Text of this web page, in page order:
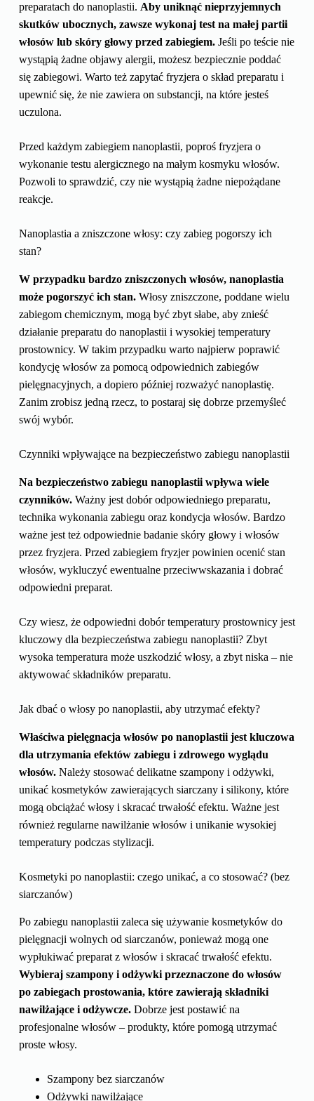
preparatach do nanoplastii. Aby uniknąć nieprzyjemnych
skutków ubocznych, zawsze wykonaj test na małej partii
włosów lub skóry głowy przed zabiegiem.Jeśli po teście nie
wystąpią żadne objawy alergii, możesz bezpiecznie poddać
się zabiegowi. Warto też zapytać fryzjera o skład preparatu i
upewnić się, że nie zawiera on substancji, na które jesteś
uczulona.
Przed każdym zabiegiem nanoplastii, poproś fryzjera o
wykonanie testu alergicznego na małym kosmyku włosów.
Pozwoli to sprawdzić, czy nie wystąpią żadne niepożądane
reakcje.
Nanoplastia a zniszczone włosy: czy zabieg pogorszy ich
stan?
W przypadku bardzo zniszczonych włosów, nanoplastia
może pogorszyć ich stan.Włosy zniszczone, poddane wielu
zabiegom chemicznym, mogą być zbyt słabe, aby znieść
działanie preparatu do nanoplastii i wysokiej temperatury
prostownicy. W takim przypadku warto najpierw poprawić
kondycję włosów za pomocą odpowiednich zabiegów
pielęgnacyjnych, a dopiero później rozważyć nanoplastię.
Zanim zrobisz jedną rzecz, to postaraj się dobrze przemyśleć
swój wybór.
Czynniki wpływające na bezpieczeństwo zabiegu nanoplastii
Na bezpieczeństwo zabiegu nanoplastii wpływa wiele
czynników.Ważny jest dobór odpowiedniego preparatu,
technika wykonania zabiegu oraz kondycja włosów. Bardzo
ważne jest też odpowiednie badanie skóry głowy i włosów
przez fryzjera. Przed zabiegiem fryzjer powinien ocenić stan
włosów, wykluczyć ewentualne przeciwwskazania i dobrać
odpowiedni preparat.
Czy wiesz, że odpowiedni dobór temperatury prostownicy jest
kluczowy dla bezpieczeństwa zabiegu nanoplastii? Zbyt
wysoka temperatura może uszkodzić włosy, a zbyt niska – nie
aktywować składników preparatu.
Jak dbać o włosy po nanoplastii, aby utrzymać efekty?
Właściwa pielęgnacja włosów po nanoplastii jest kluczowa
dla utrzymania efektów zabiegu i zdrowego wyglądu
włosów.Należy stosować delikatne szampony i odżywki,
unikać kosmetyków zawierających siarczany i silikony, które
mogą obciążać włosy i skracać trwałość efektu. Ważne jest
również regularne nawilżanie włosów i unikanie wysokiej
temperatury podczas stylizacji.
Kosmetyki po nanoplastii: czego unikać, a co stosować? (bez
siarczanów)
Po zabiegu nanoplastii zaleca się używanie kosmetyków do
pielęgnacji wolnych od siarczanów, ponieważ mogą one
wypłukiwać preparat z włosów i skracać trwałość efektu.
Wybieraj szampony i odżywki przeznaczone do włosów
po zabiegach prostowania, które zawierają składniki
nawilżające i odżywcze.Dobrze jest postawić na
profesjonalne włosów – produkty, które pomogą utrzymać
proste włosy.
Szampony bez siarczanów
Odżywki nawilżające